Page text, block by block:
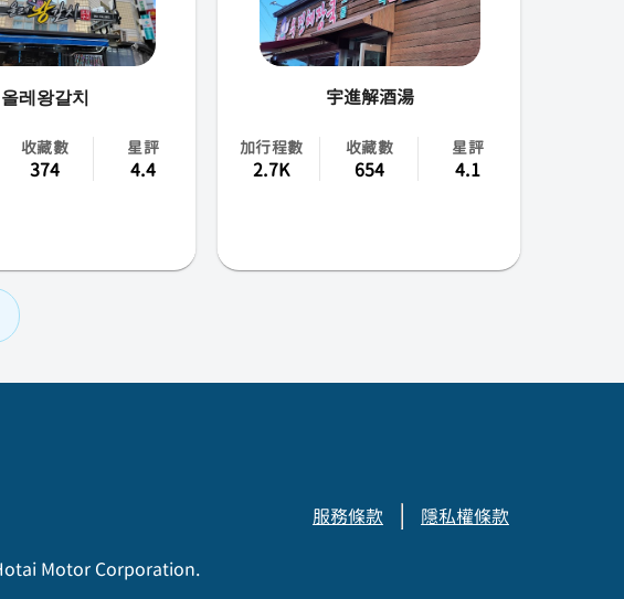
올레왕갈치
收藏數
374
星評
4.4
宇進解酒湯
加行程數
2.7K
收藏數
654
星評
4.1
服務條款 隱私權條款
Motor Corporation.